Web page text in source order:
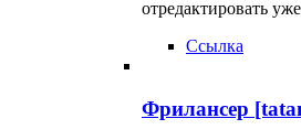
отредактировать
Ссылка
Фрилансер